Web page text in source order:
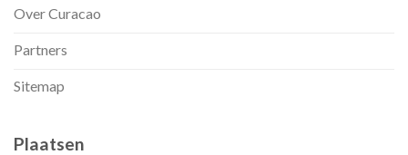
Over Curacao
Partners
Sitemap
Plaatsen